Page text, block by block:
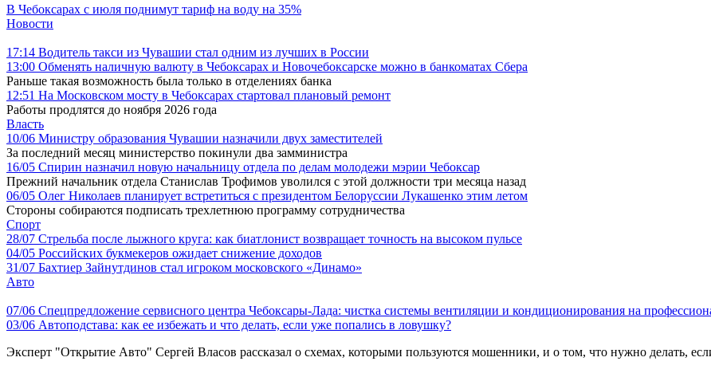
В Чебоксарах с июля поднимут тариф на воду на 35%
Новости
17:14 Водитель такси из Чувашии стал одним из лучших в России
13:00 Обменять наличную валюту в Чебоксарах и Новочебоксарске можно в банкоматах Сбера
Раньше такая возможность была только в отделениях банка
12:51 На Московском мосту в Чебоксарах стартовал плановый ремонт
Работы продлятся до ноября 2026 года
Власть
10/06 Министру образования Чувашии назначили двух заместителей
За последний месяц министерство покинули два замминистра
16/05 Спирин назначил новую начальницу отдела по делам молодежи мэрии Чебоксар
Прежний начальник отдела Станислав Трофимов уволился с этой должности три месяца назад
06/05 Олег Николаев планирует встретиться с президентом Белоруссии Лукашенко этим летом
Стороны собираются подписать трехлетнюю программу сотрудничества
Спорт
28/07 Стрельба после лыжного круга: как биатлонист возвращает точность на высоком пульсе
04/05 Российских букмекеров ожидает снижение доходов
31/07 Бахтиер Зайнутдинов стал игроком московского «Динамо»
Авто
07/06 Спецпредложение сервисного центра Чебоксары-Лада: чистка системы вентиляции и кондиционирования на
03/06 Автоподстава: как ее избежать и что делать, если уже попались в ловушку?
Эксперт "Открытие Авто" Сергей Власов рассказал о схемах, которыми пользуются мошенники, и о том, что нужно делать,